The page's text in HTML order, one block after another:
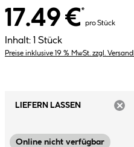
17.49 €*
pro Stück
Inhalt: 1 Stück
Preise inklusive 19 % MwSt. zzgl.
LIEFERN LASSEN
Online nicht verfügbar